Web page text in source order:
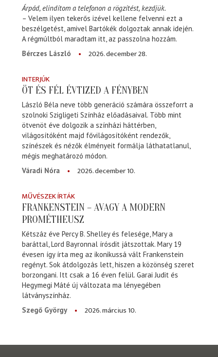
Árpád, elindítom a telefonon a rögzítést, kezdjük.
– Velem ilyen tekerős izével kellene felvenni ezt a
beszélgetést, amivel Bartókék dolgoztak annak idején.
A régmúltból maradtam itt, az passzolna hozzám.
Bérczes László
2026. december 28.
INTERJÚK
ÖT ÉS FÉL ÉVTIZED A FÉNYBEN
László Béla neve több generáció számára összeforrt a
szolnoki Szigligeti Színház előadásaival. Több mint
ötvenöt éve dolgozik a színházi háttérben,
világosítóként majd fővilágosítóként rendezők,
színészek és nézők élményeit formálja láthatatlanul,
mégis meghatározó módon.
Váradi Nóra
2026. december 10.
MŰVÉSZEK ÍRTÁK
FRANKENSTEIN – AVAGY A MODERN
PROMÉTHEUSZ
Kétszáz éve Percy B. Shelley és felesége, Mary a
baráttal, Lord Bayronnal írósdit játszottak. Mary 19
évesen így írta meg az ikonikussá vált Frankenstein
regényt. Sok átdolgozás lett, hiszen a közönség szeret
borzongani. Itt csak a 16 éven felül. Garai Judit és
Hegymegi Máté új változata ma lényegében
látványszínház.
Szegő György
2026. március 10.